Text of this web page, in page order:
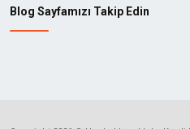
Blog Sayfamızı Takip Edin